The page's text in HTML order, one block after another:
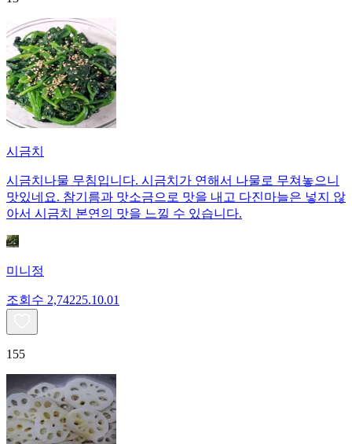
시금치
시금치나물 무침입니다. 시금치가 연해서 나물로 무쳐놓으니
맛있네요. 참기름과 맛소금으로 맛을 내고 다진마늘은 넣지 않
아서 시금치 본연의 맛을 느낄 수 있습니다.
미니정
조회수 2,74225.10.01
155